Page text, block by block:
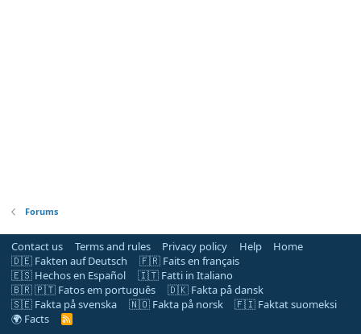
Forums
Contact us Terms and rules Privacy policy Help
Home
🇩🇪 Fakten auf Deutsch
🇫🇷 Faits en français
🇪🇸 Hechos en Español
🇮🇹 Fatti in Italiano
🇧🇷 🇵🇹 Fatos em português
🇩🇰 Fakta på dansk
🇸🇪 Fakta på svenska
🇳🇴 Fakta på norsk
🇫🇮 Faktat suomeksi
🌍 Facts
R